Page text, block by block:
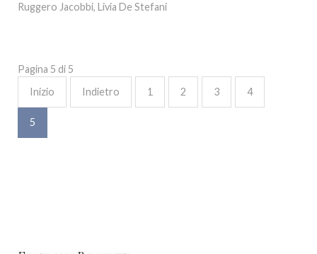
Ruggero Jacobbi, Livia De Stefani
Pagina 5 di 5
Inizio
Indietro 1 2 3 4
5